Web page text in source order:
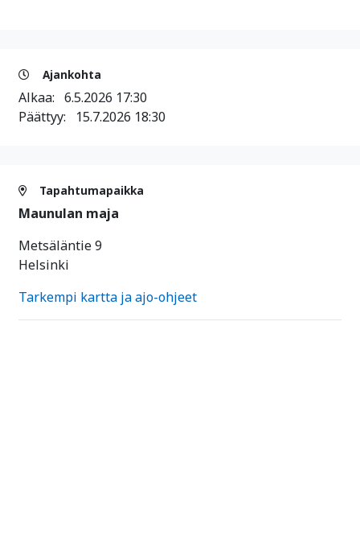
Ajankohta
Alkaa: 6.5.2026 17:30
Päättyy: 15.7.2026 18:30
Tapahtumapaikka
Maunulan maja
Metsäläntie 9
Helsinki
Tarkempi kartta ja ajo-ohjeet